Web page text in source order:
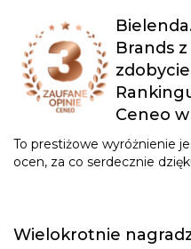
Brands z
Ceneo
To prestiżowe wyróżnienie
ocen, za co serdecznie
Wielokrotnie